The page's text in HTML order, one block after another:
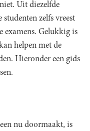
Uit diezelfde
zelfs vreest
examens. Gelukkig is
helpen met de
Hieronder een gids
nu doormaakt, is